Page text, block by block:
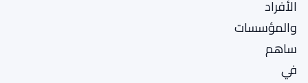
الأفراد
والمؤسسات
ساهم
في